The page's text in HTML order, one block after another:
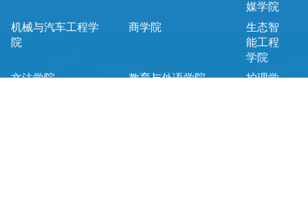
媒学院
机械与汽车工程学
院
商学院
生态智
能工程
学院
文法学院
教育与外语学院
护理学